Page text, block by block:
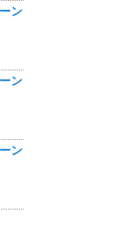
ン
ン
ン